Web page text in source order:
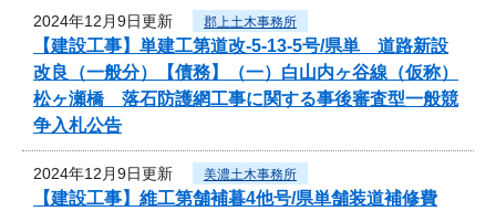
2024年12月9日更新 郡上土木事務所
【建設工事】単建工第道改-5-13-5号/県単 道路新設
改良（一般分）【債務】（一）白山内ヶ谷線（仮称）
松ヶ瀬橋 落石防護網工事に関する事後審査型一般競
争入札公告
2024年12月9日更新 美濃土木事務所
【建設工事】維工第舗補暮4他号/県単舗装道補修費